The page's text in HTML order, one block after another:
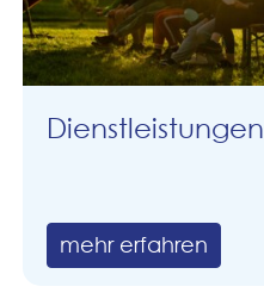
Dienstleistungen
mehr erfahren